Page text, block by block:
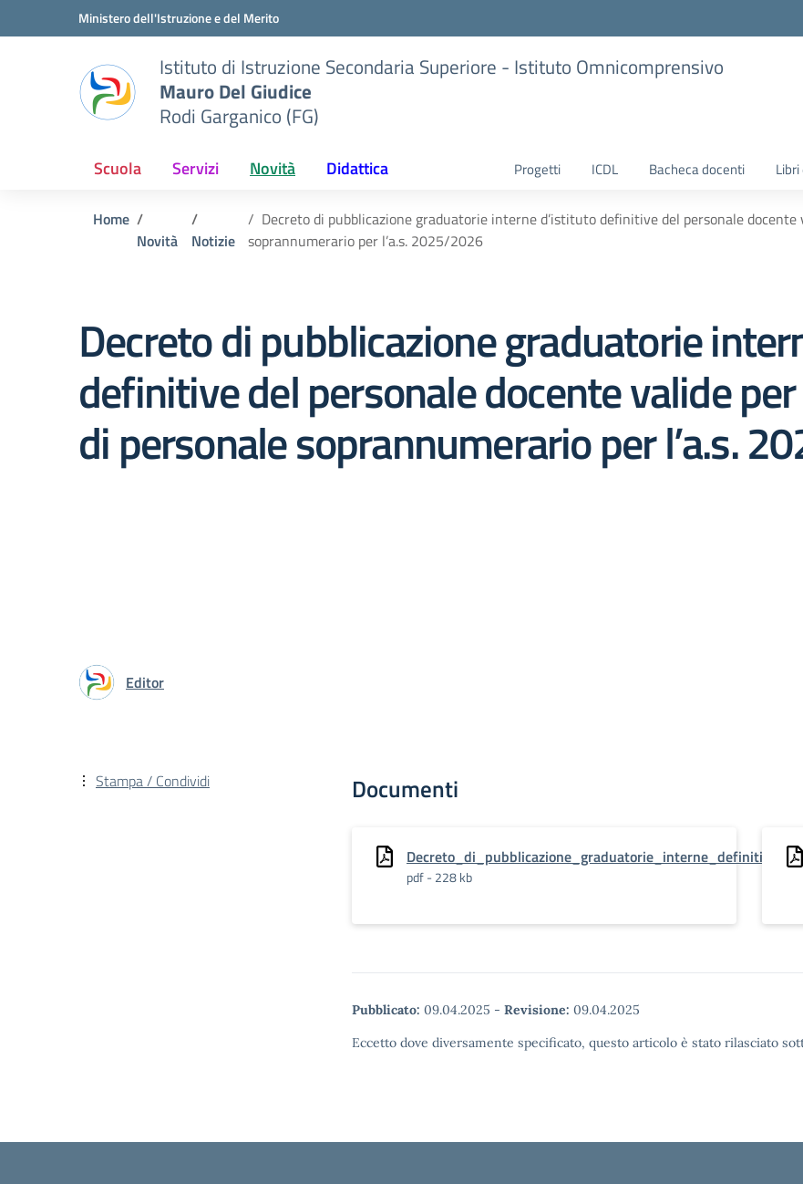
Vai ai contenuti
Vai al menu di navigazioneMinistero dell'Istruzione e del Merito
Istituto di Istruzione Secondaria Superiore - Istituto Omnicomprensivo
Mauro Del Giudice
Rodi Garganico (FG)
Scuola Servizi Novità Didattica Progetti ICDL Bacheca docenti
Home
Novità
Notizie
Decreto di pubblicazione graduatorie interne d’istituto definitive del personale docente
soprannumerario per l’a.s. 2025/2026
Decreto di pubblicazione graduatorie
definitive del personale docente valide
di personale soprannumerario per l’a.s.
Editor
Documenti
pdf - 228 kb
Pubblicato: 09.04.2025 - Revisione: 09.04.2025
Eccetto dove diversamente specificato, questo articolo è stato rilasciato
Stampa / Condividi